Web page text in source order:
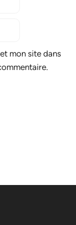
mon site dans